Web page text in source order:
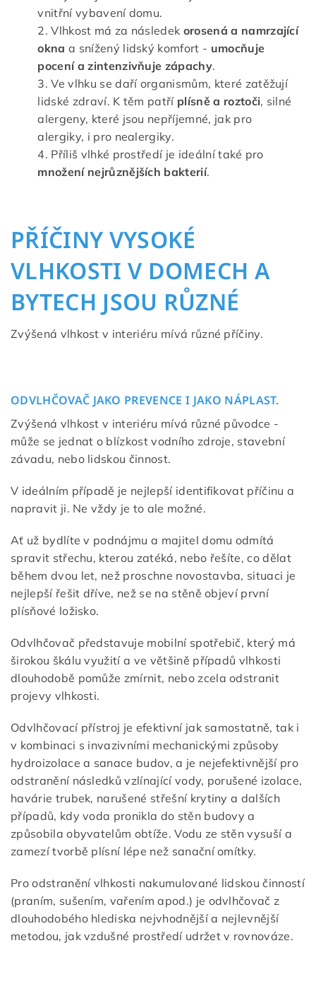
vnitřní vybavení domu.
Vlhkost má za následek orosená a namrzající
okna a snížený lidský komfort - umocňuje
pocení a zintenzivňuje zápachy.
Ve vlhku se daří organismům, které zatěžují
lidské zdraví. K těm patří plísně a roztoči, silné
alergeny, které jsou nepříjemné, jak pro
alergiky, i pro nealergiky.
Příliš vlhké prostředí je ideální také pro
množení nejrůznějších bakterií.
PŘÍČINY VYSOKÉ
VLHKOSTI V DOMECH A
BYTECH JSOU RŮZNÉ
Zvýšená vlhkost v interiéru mívá různé příčiny.
ODVLHČOVAČ JAKO PREVENCE I JAKO NÁPLAST.
Zvýšená vlhkost v interiéru mívá různé původce -
může se jednat o blízkost vodního zdroje, stavební
závadu, nebo lidskou činnost.
V ideálním případě je nejlepší identifikovat příčinu a
napravit ji. Ne vždy je to ale možné.
Ať už bydlíte v podnájmu a majitel domu odmítá
spravit střechu, kterou zatéká, nebo řešíte, co dělat
během dvou let, než proschne novostavba, situaci je
nejlepší řešit dříve, než se na stěně objeví první
plísňové ložisko.
Odvlhčovač představuje mobilní spotřebič, který má
širokou škálu využití a ve většině případů vlhkosti
dlouhodobě pomůže zmírnit, nebo zcela odstranit
projevy vlhkosti.
Odvlhčovací přístroj je efektivní jak samostatně, tak i
v kombinaci s invazivními mechanickými způsoby
hydroizolace a sanace budov, a je nejefektivnější pro
odstranění následků vzlínající vody, porušené izolace,
havárie trubek, narušené střešní krytiny a dalších
případů, kdy voda pronikla do stěn budovy a
způsobila obyvatelům obtíže. Vodu ze stěn vysuší a
zamezí tvorbě plísní lépe než sanační omítky.
Pro odstranění vlhkosti nakumulované lidskou činností
(praním, sušením, vařením apod.) je odvlhčovač z
dlouhodobého hlediska nejvhodnější a nejlevnější
metodou, jak vzdušné prostředí udržet v rovnováze.